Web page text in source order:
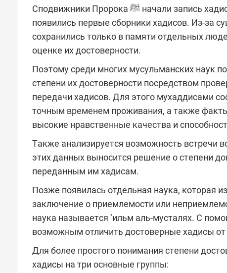
Сподвижники Пророка ﷺ начали запись хадисов еще при жизни посланника. В середине 7 столетия
появились первые сборники хадисов. Из-за
сохранились только в памяти отдельных
оценке их достоверности.
Поэтому среди многих мусульманских наук
степени их достоверности посредством
передачи хадисов. Для этого мухаддисами
точным временем проживания, а также
высокие нравственные качества и
Также анализируется возможность встречи
этих данных выносится решение о степени
переданным им хадисам.
Позже появилась отдельная наука, которая
заключение о приемлемости или
наука называется ‘ильм аль-мусталях. С
возможным отличить достоверные хадисы от
Для более простого понимания степени
хадисы на три основные группы: